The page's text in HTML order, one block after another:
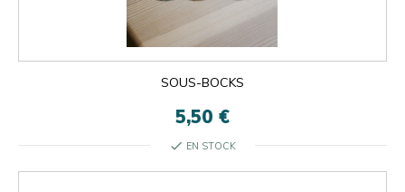
SOUS-BOCKS
5,50 €
check EN STOCK